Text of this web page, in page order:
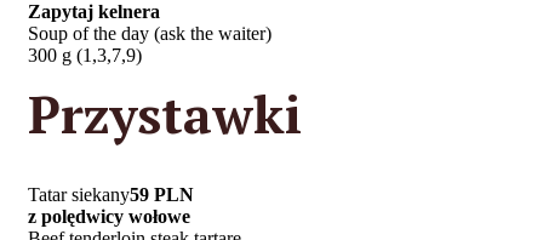
Zapytaj kelnera
Soup of the day (ask the waiter)
300 g (1,3,7,9)
Przystawki
Tatar siekany59 PLN
z polędwicy wołowe